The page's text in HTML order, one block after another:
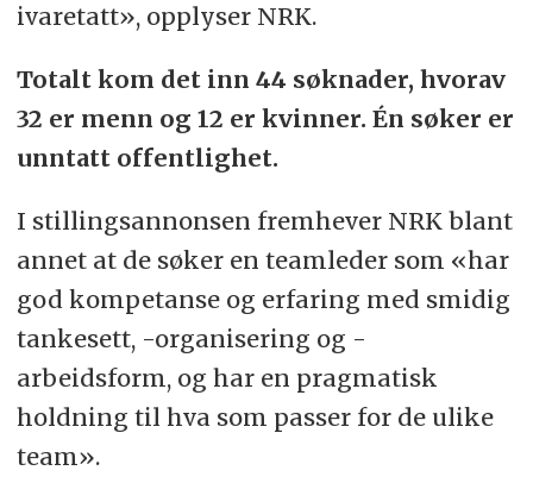
ivaretatt», opplyser NRK.
Totalt kom det inn 44 søknader, hvorav
32 er menn og 12 er kvinner. Én søker er
unntatt offentlighet.
I stillingsannonsen fremhever NRK blant
annet at de søker en teamleder som «har
god kompetanse og erfaring med smidig
tankesett, -organisering og -
arbeidsform, og har en pragmatisk
holdning til hva som passer for de ulike
team».